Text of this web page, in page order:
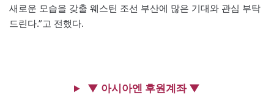
새로운 모습을 갖출 웨스틴 조선 부산에 많은 기대와 관심 부탁
드린다.”고 전했다.
▼ 아시아엔 후원계좌 ▼